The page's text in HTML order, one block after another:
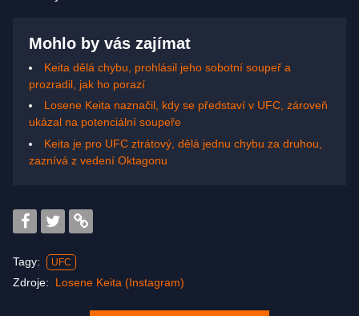
Mohlo by vás zajímat
Keita dělá chybu, prohlásil jeho sobotní soupeř a
prozradil, jak ho porazí
Losene Keita naznačil, kdy se představí v UFC, zároveň
ukázal na potenciální soupeře
Keita je pro UFC ztrátový, dělá jednu chybu za druhou,
zaznívá z vedení Oktagonu
Tagy: UFC
Zdroje: Losene Keita (Instagram)